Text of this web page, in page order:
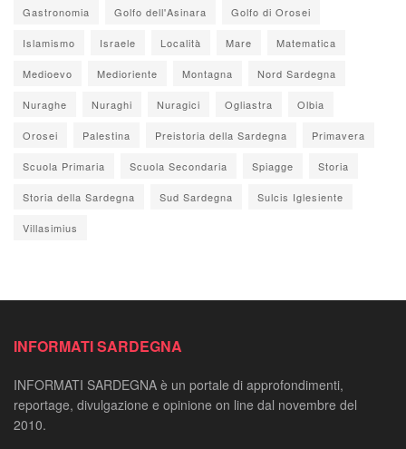
Gastronomia Golfo dell'Asinara Golfo di Orosei
Islamismo Israele Località Mare Matematica
Medioevo Medioriente Montagna Nord Sardegna
Nuraghe Nuraghi Nuragici Ogliastra Olbia
Orosei Palestina Preistoria della Sardegna Primavera
Scuola Primaria Scuola Secondaria Spiagge Storia
Storia della Sardegna Sud Sardegna Sulcis Iglesiente
Villasimius
INFORMATI SARDEGNA
INFORMATI SARDEGNA è un portale di approfondimenti,
reportage, divulgazione e opinione on line dal novembre del
2010.